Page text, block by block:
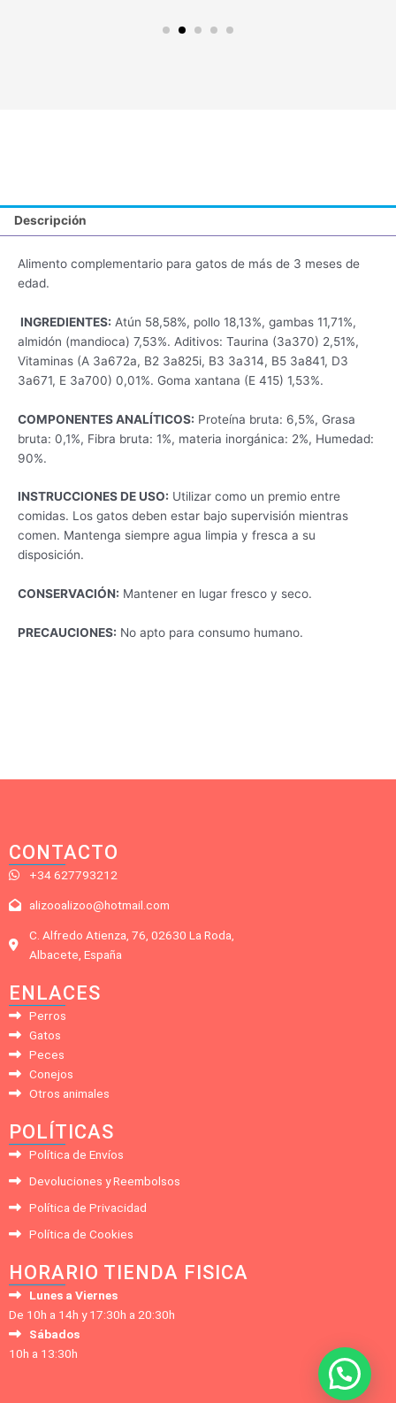
Descripción
Alimento complementario para gatos de más de 3 meses de
edad.
INGREDIENTES: Atún 58,58%, pollo 18,13%, gambas 11,71%,
almidón (mandioca) 7,53%. Aditivos: Taurina (3a370) 2,51%,
Vitaminas (A 3a672a, B2 3a825i, B3 3a314, B5 3a841, D3
3a671, E 3a700) 0,01%. Goma xantana (E 415) 1,53%.
COMPONENTES ANALÍTICOS: Proteína bruta: 6,5%, Grasa
bruta: 0,1%, Fibra bruta: 1%, materia inorgánica: 2%, Humedad:
90%.
INSTRUCCIONES DE USO: Utilizar como un premio entre
comidas. Los gatos deben estar bajo supervisión mientras
comen. Mantenga siempre agua limpia y fresca a su
disposición.
CONSERVACIÓN: Mantener en lugar fresco y seco.
PRECAUCIONES: No apto para consumo humano.
CONTACTO
+34 627793212
alizooalizoo@hotmail.com
C. Alfredo Atienza, 76, 02630 La Roda,
Albacete, España
ENLACES
Perros
Gatos
Peces
Conejos
Otros animales
POLÍTICAS
Política de Envíos
Devoluciones y Reembolsos
Política de Privacidad
Política de Cookies
HORARIO TIENDA FISICA
Lunes a Viernes
De 10h a 14h y 17:30h a 20:30h
Sábados
10h a 13:30h